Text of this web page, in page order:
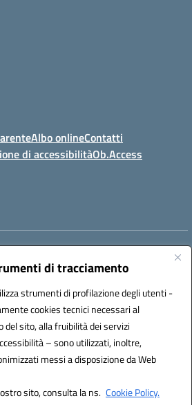
di tracciamento
strumenti di profilazione degli utenti -
cookies tecnici necessari al
sito, alla fruibilità dei servizi
– sono utilizzati, inoltre,
messi a disposizione da Web
sito, consulta la ns. Cookie Policy.
Albo onlineContatti
di accessibilitàOb.Access
784180
(PEC):MCIS00200P@pec.istruzione.it
by 3D Solution S.r.l.